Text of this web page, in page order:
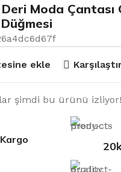
Moda Çantası
ekle
şimdi bu ürünü izliyor!
Kargo